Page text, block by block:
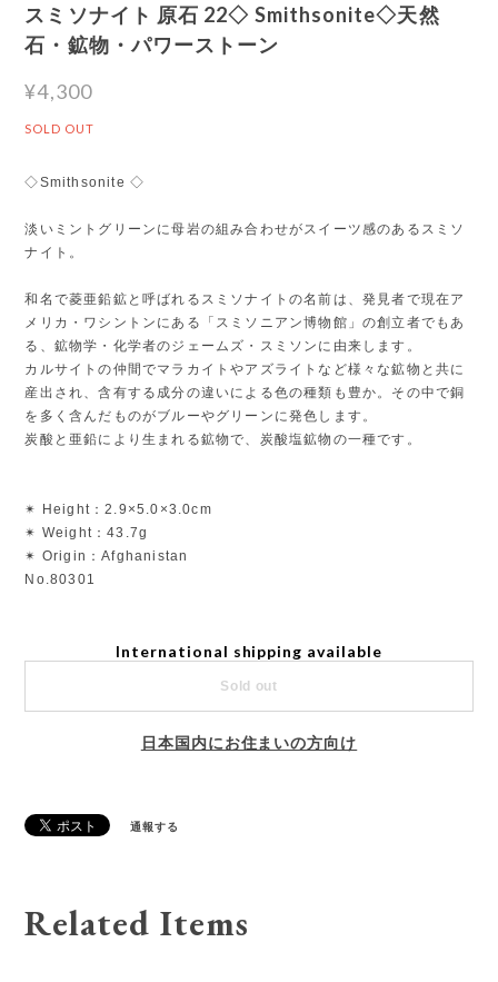
スミソナイト 原石 22◇ Smithsonite◇天然
石・鉱物・パワーストーン
¥4,300
SOLD OUT
◇Smithsonite ◇
淡いミントグリーンに母岩の組み合わせがスイーツ感のあるスミソ
ナイト。
和名で菱亜鉛鉱と呼ばれるスミソナイトの名前は、発見者で現在ア
メリカ・ワシントンにある「スミソニアン博物館」の創立者でもあ
る、鉱物学・化学者のジェームズ・スミソンに由来します。
カルサイトの仲間でマラカイトやアズライトなど様々な鉱物と共に
産出され、含有する成分の違いによる色の種類も豊か。その中で銅
を多く含んだものがブルーやグリーンに発色します。
炭酸と亜鉛により生まれる鉱物で、炭酸塩鉱物の一種です。
✴︎ Height：2.9×5.0×3.0cm
✴︎ Weight：43.7g
✴︎ Origin：Afghanistan
No.80301
International shipping available
Sold out
日本国内にお住まいの方向け
通報する
Related Items